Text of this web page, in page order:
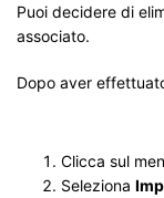
Puoi decidere di
associato.
Dopo aver
Clicca sul
Seleziona